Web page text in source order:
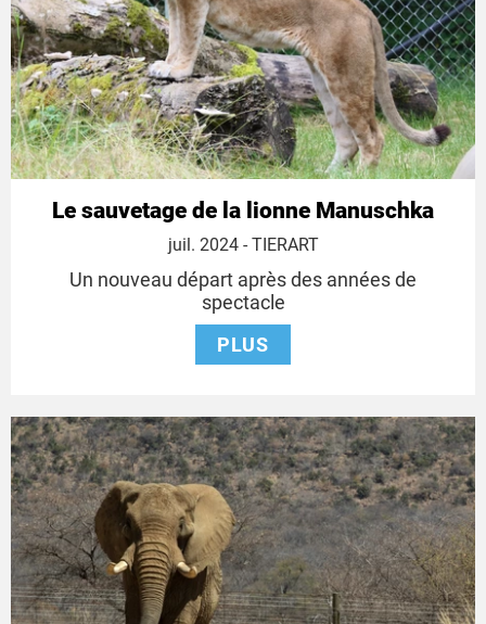
Le sauvetage de la lionne Manuschka
10
juillet
2024
juil. 2024- TIERART
Un nouveau départ après des années de
spectacle
PLUS